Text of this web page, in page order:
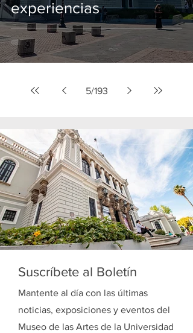
experiencias
5/193
Suscríbete al Boletín
Mantente al día con las últimas
noticias, exposiciones y eventos del
Museo de las Artes de la Universidad